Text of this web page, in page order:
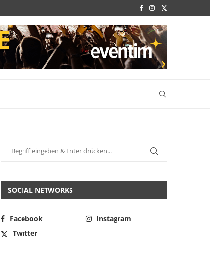
SOCIAL NETWORKS
Facebook
Instagram
Twitter